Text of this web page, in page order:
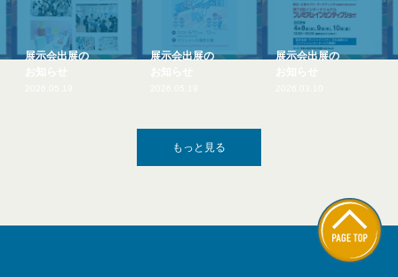
展示会出展の
展示会出展の
展示会出展の
もっと見る